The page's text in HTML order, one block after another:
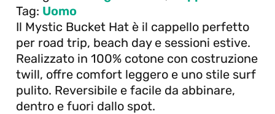
Tag: Uomo
Il Mystic Bucket Hat è il cappello perfetto
per road trip, beach day e sessioni estive.
Realizzato in 100% cotone con costruzione
twill, offre comfort leggero e uno stile surf
pulito. Reversibile e facile da abbinare,
dentro e fuori dallo spot.